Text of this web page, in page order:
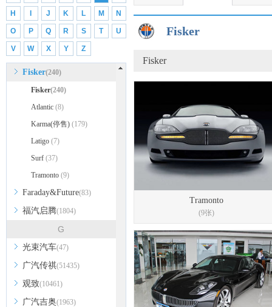
H J K L M N
O P Q R S T U
V W X Y Z
福田 (10043)
法拉利(7637)
福迪 (2879)
Fisker(240)
Fisker(240)
Atlantic (8)
Karma(停售) (179)
Latigo (7)
Surf (37)
Tramonto (9)
Faraday&Future(83)
福汽启腾(1804)
G
光束汽车(47)
广汽传祺(51435)
观致(10461)
广汽吉奥(1963)
Fisker
Fisker
Tramonto
(9张)